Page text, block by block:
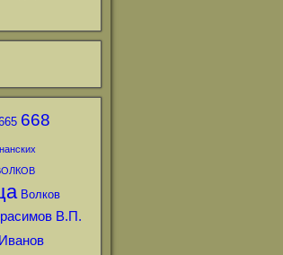
668
Волков
В.П.
Иванов